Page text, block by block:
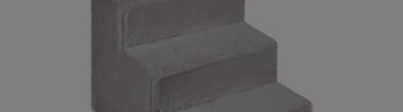
Twarda podkładka korkowa z nadrukiem w rozmiarze